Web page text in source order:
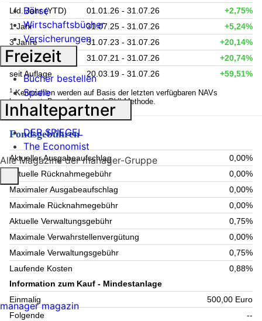
Lfd. Jahr (YTD)
01.01.26 - 31.07.26
+2,75%
1 Jahr
31.07.25 - 31.07.26
+5,24%
3 Jahre
31.07.23 - 31.07.26
+20,14%
5 Jahre
31.07.21 - 31.07.26
+20,74%
seit Auflage
20.03.19 - 31.07.26 +59,51%
1 Kennzahlen werden auf Basis der letzten verfügbaren NAVs
berechnet. Berechnung nach BVI-Methode.
Fondsgebühren
Aktueller Ausgabeaufschlag
0,00%
Aktuelle Rücknahmegebühr
0,00%
Maximaler Ausgabeaufschlag
0,00%
Maximale Rücknahmegebühr
0,00%
Aktuelle Verwaltungsgebühr
0,75%
Maximale Verwahrstellenvergütung
0,00%
Maximale Verwaltungsgebühr
0,75%
Laufende Kosten
0,88%
Information zum Kauf - Mindestanlage
Einmalig
500,00 Euro
Folgende
--
Börse
Wirtschaftsbücher
Versicherungen
Freizeit
Bücher bestellen
Spiele
Inhaltepartner
DER SPIEGEL
The Economist
Alle Magazine der manager-Gruppe
manager magazin